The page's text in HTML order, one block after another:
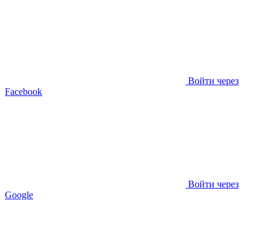
Войти через
Facebook
Войти через
Google